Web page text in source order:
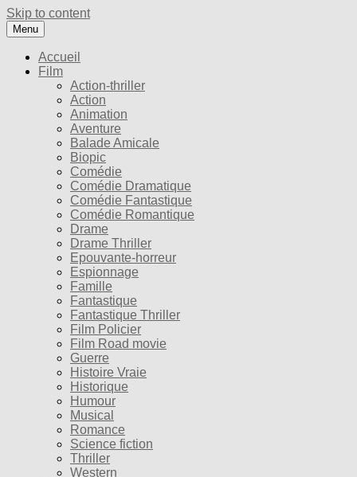
Skip to content
Menu
Accueil
Film
Action-thriller
Action
Animation
Aventure
Balade Amicale
Biopic
Comédie
Comédie Dramatique
Comédie Fantastique
Comédie Romantique
Drame
Drame Thriller
Epouvante-horreur
Espionnage
Famille
Fantastique
Fantastique Thriller
Film Policier
Film Road movie
Guerre
Histoire Vraie
Historique
Humour
Musical
Romance
Science fiction
Thriller
Western